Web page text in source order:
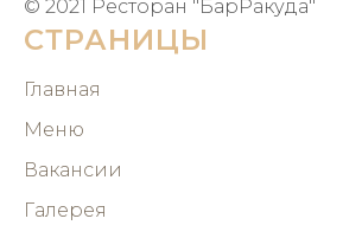
© 2021 Ресторан "БарРакуда"
СТРАНИЦЫ
Главная
Меню
Вакансии
Галерея